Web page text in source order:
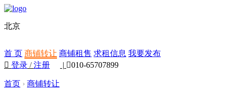
北京
首 页 商铺转让 商铺租售 求租信息 我要发布
 登录 /注册 | 010-65707899
首页 › 商铺转让